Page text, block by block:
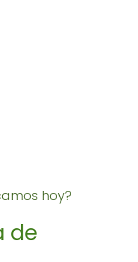
hoy?
de